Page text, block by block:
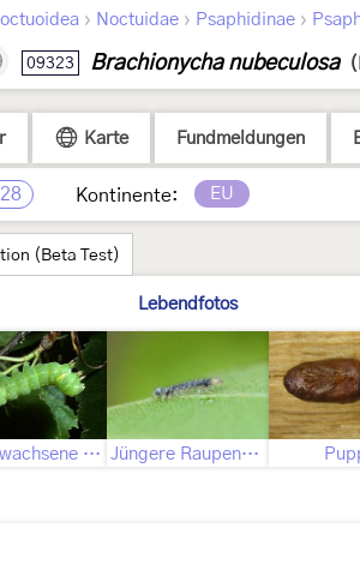
› Noctuidae › Psaphidinae ›
09323 Brachionycha nubeculosa
Karte Fundmeldungen
Kontinente: EU
(Beta Test)
Lebendfotos
Ausgewachsene Raupe Jüngere Raupenstadien